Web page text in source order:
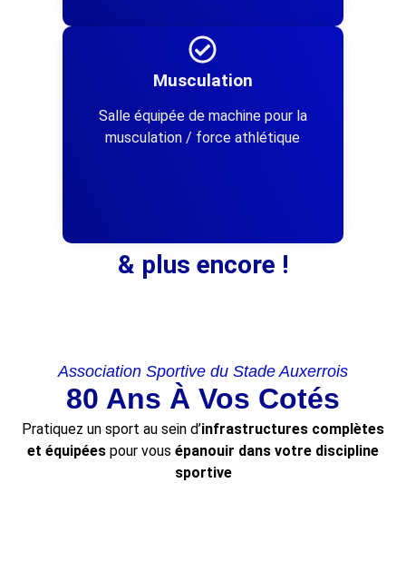
Musculation
Salle équipée de machine pour la
musculation / force athlétique
& plus encore !
Association Sportive du Stade Auxerrois
80 Ans À Vos Cotés
Pratiquez un sport au sein d’infrastructures complètes
et équipées pour vous épanouir dans votre discipline
sportive